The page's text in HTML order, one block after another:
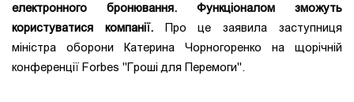
електронного бронювання. Функціоналом зможуть
користуватися компанії.Про це заявила заступниця
міністра оборони Катерина Чорногоренко на щорічній
конференції Forbes "Гроші для Перемоги".